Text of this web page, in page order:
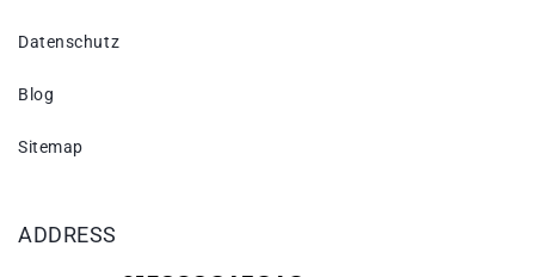
Datenschutz
Blog
Sitemap
ADDRESS